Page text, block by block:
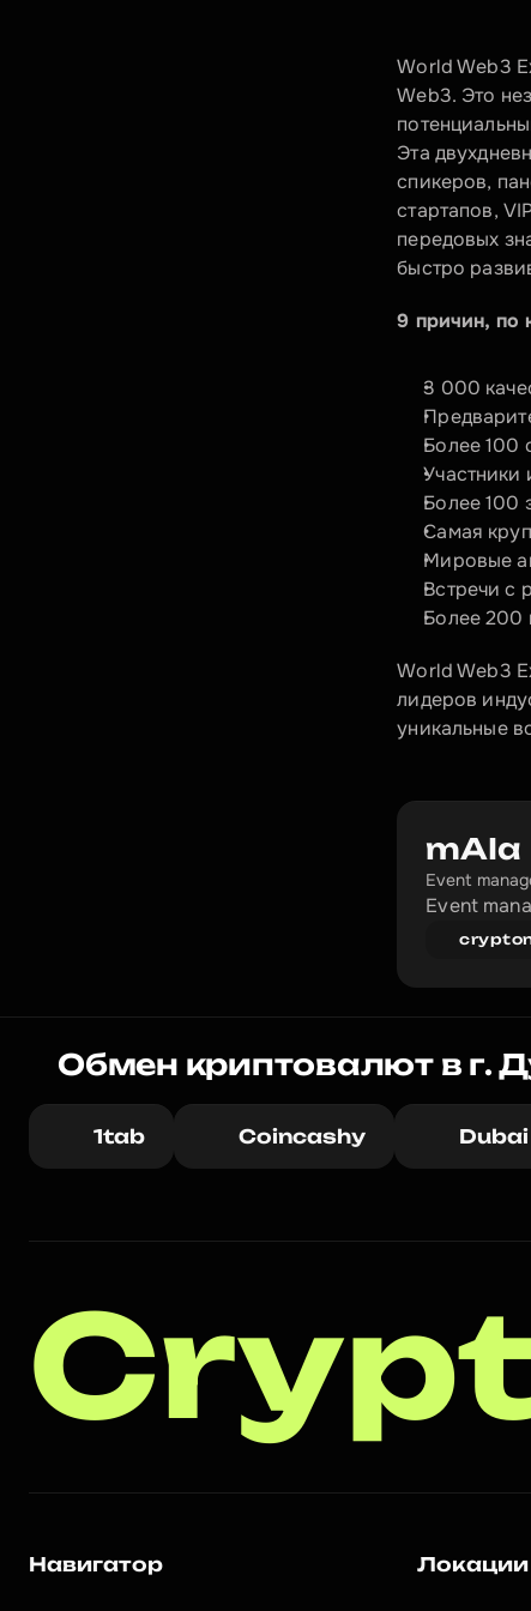
World Web3
Web3. Это
Эта
спикеров,
стартапов,
передовых
быстро
9 причин, по
3 000
Более 100
Участники
Более 100
Самая
Мировые
Встречи с
Более 200
World Web3
лидеров
уникальные
mAIa
Event
Event
Обмен криптовалют в г.
1tab Coincashy Dubai
Навигатор Локации